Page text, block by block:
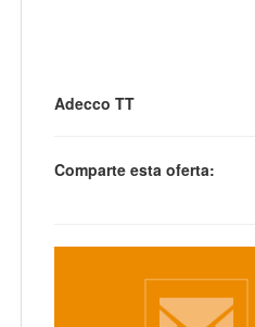
Adecco TT
Comparte esta oferta: